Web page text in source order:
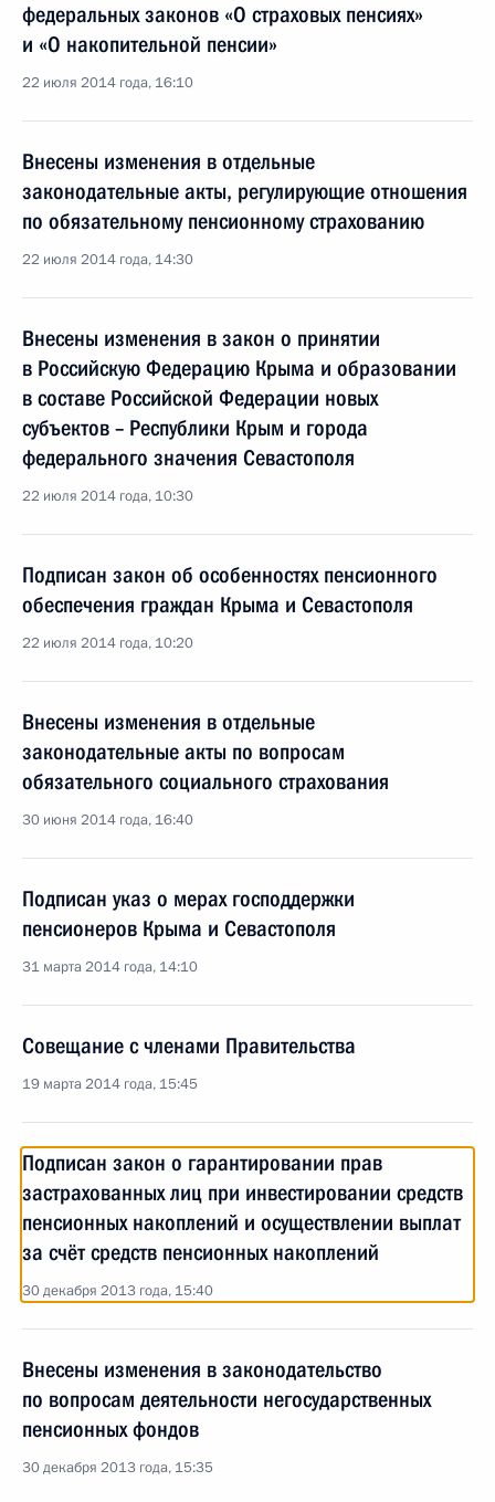
федеральных законов «О страховых пенсиях»
и «О накопительной пенсии»
22 июля 2014 года, 16:10
Внесены изменения в отдельные
законодательные акты, регулирующие отношения
по обязательному пенсионному страхованию
22 июля 2014 года, 14:30
Внесены изменения в закон о принятии
в Российскую Федерацию Крыма и образовании
в составе Российской Федерации новых
субъектов – Республики Крым и города
федерального значения Севастополя
22 июля 2014 года, 10:30
Подписан закон об особенностях пенсионного
обеспечения граждан Крыма и Севастополя
22 июля 2014 года, 10:20
Внесены изменения в отдельные
законодательные акты по вопросам
обязательного социального страхования
30 июня 2014 года, 16:40
Подписан указ о мерах господдержки
пенсионеров Крыма и Севастополя
31 марта 2014 года, 14:10
Совещание с членами Правительства
19 марта 2014 года, 15:45
Подписан закон о гарантировании прав
застрахованных лиц при инвестировании средств
пенсионных накоплений и осуществлении выплат
за счёт средств пенсионных накоплений
30 декабря 2013 года, 15:40
Внесены изменения в законодательство
по вопросам деятельности негосударственных
пенсионных фондов
30 декабря 2013 года, 15:35